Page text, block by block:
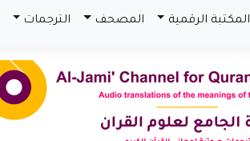
المكتبة الرقمية المصحف الترجمات